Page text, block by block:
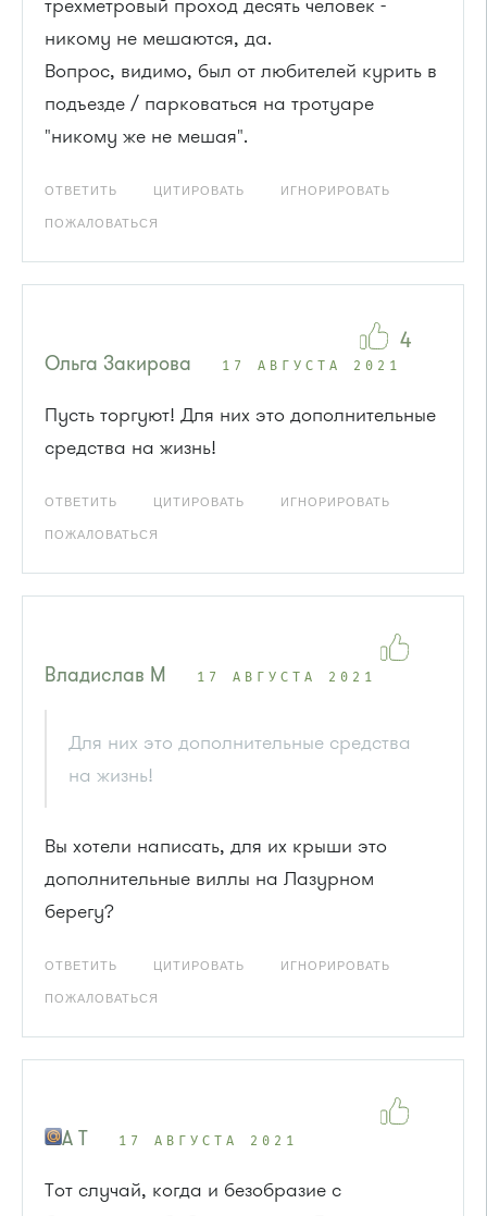
никому не мешаются, да.
Вопрос, видимо, был от любителей курить в
подъезде / парковаться на тротуаре
"никому же не мешая".
ОТВЕТИТЬ ЦИТИРОВАТЬ ИГНОРИРОВАТЬ
ПОЖАЛОВАТЬСЯ
Ольга Закирова 17 АВГУСТА 2021
Пусть торгуют! Для них это дополнительные
средства на жизнь!
ОТВЕТИТЬ ЦИТИРОВАТЬ ИГНОРИРОВАТЬ
ПОЖАЛОВАТЬСЯ
4
Владислав М 17 АВГУСТА 2021
Для них это дополнительные средства
на жизнь!
Вы хотели написать, для их крыши это
дополнительные виллы на Лазурном
берегу?
ОТВЕТИТЬ ЦИТИРОВАТЬ ИГНОРИРОВАТЬ
ПОЖАЛОВАТЬСЯ
A T 17 АВГУСТА 2021
Тот случай, когда и безобразие с